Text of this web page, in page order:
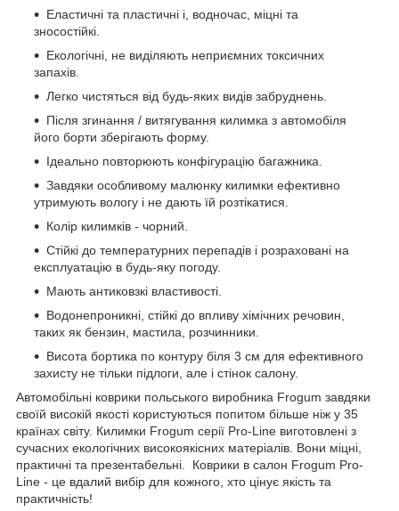
Еластичні та пластичні і, водночас, міцні та
зносостійкі.
Екологічні, не виділяють неприємних токсичних
запахів.
Легко чистяться від будь-яких видів забруднень.
Після згинання / витягування килимка з автомобіля
його борти зберігають форму.
Ідеально повторюють конфігурацію багажника.
Завдяки особливому малюнку килимки ефективно
утримують вологу і не дають їй розтікатися.
Колір килимків - чорний.
Стійкі до температурних перепадів і розраховані на
експлуатацію в будь-яку погоду.
Мають антиковзкі властивості.
Водонепроникні, стійкі до впливу хімічних речовин,
таких як бензин, мастила, розчинники.
Висота бортика по контуру біля 3 см для ефективного
захисту не тільки підлоги, але і стінок салону.
Автомобільні коврики польського виробника Frogum завдяки
своїй високій якості користуються попитом більше ніж у 35
країнах світу. Килимки Frogum серії Pro-Line виготовлені з
сучасних екологічних високоякісних матеріалів. Вони міцні,
практичні та презентабельні. Коврики в салон Frogum Pro-
Line - це вдалий вибір для кожного, хто цінує якість та
практичність!